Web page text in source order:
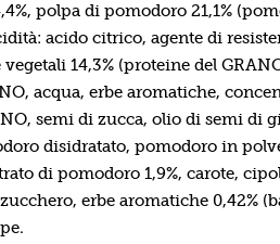
polpa di pomodoro 21,1%
acido citrico, agente di
vegetali 14,3% (proteine del
acqua, erbe aromatiche,
semi di zucca, olio di semi di
disidratato, pomodoro in
di pomodoro 1,9%, carote,
erbe aromatiche 0,42%